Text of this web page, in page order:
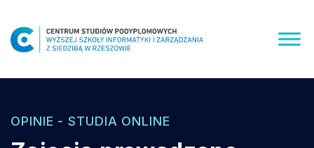
content
OPINIE - STUDIA ONLINE